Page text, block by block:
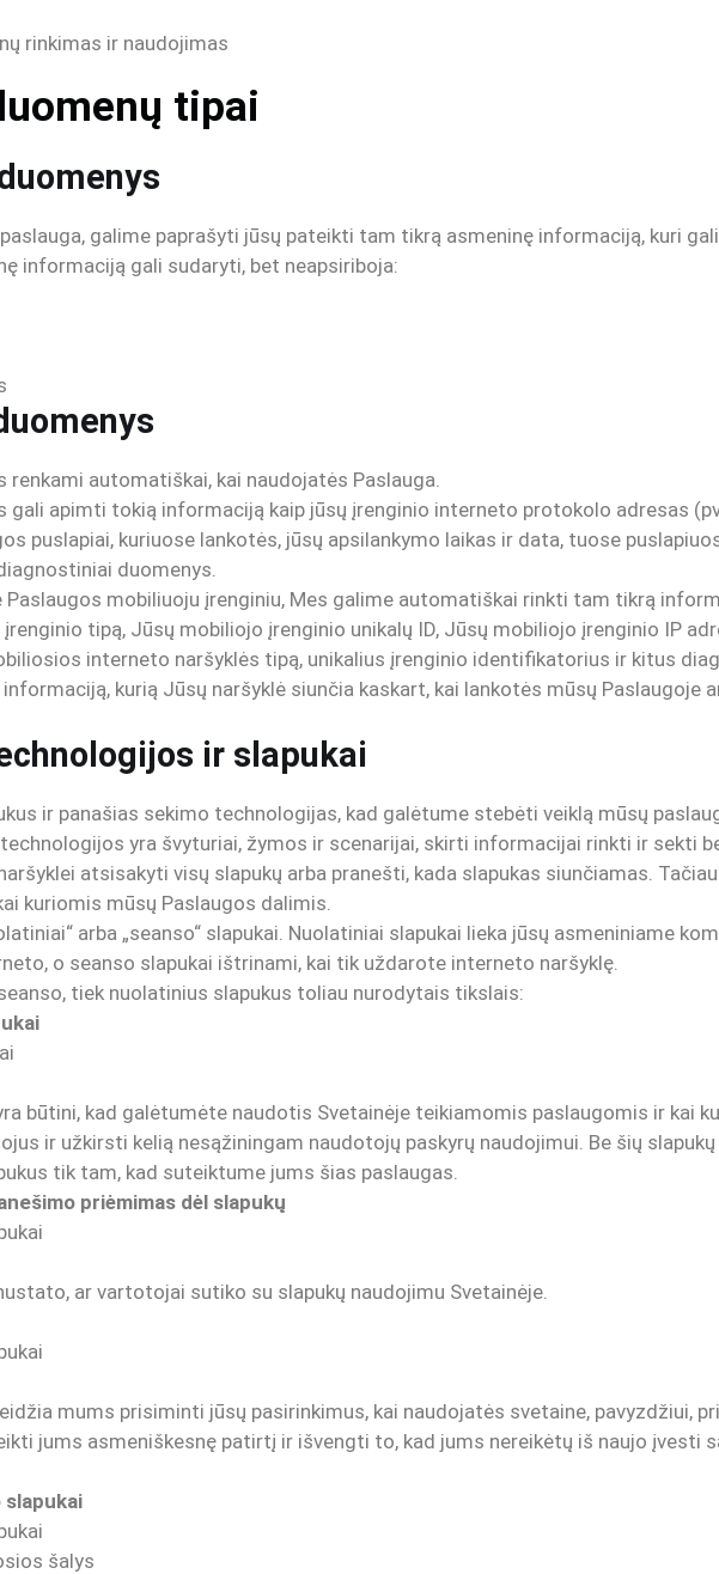
rinkimas ir naudojimas
tipai
galime paprašyti jūsų pateikti tam tikrą asmeninę informaciją, kuri
informaciją gali sudaryti, bet neapsiriboja:
renkami automatiškai, kai naudojatės Paslauga.
gali apimti tokią informaciją kaip jūsų įrenginio interneto protokolo adresas
puslapiai, kuriuose lankotės, jūsų apsilankymo laikas ir data, tuose
duomenys.
Paslaugos mobiliuoju įrenginiu, Mes galime automatiškai rinkti tam tikrą
tipą, Jūsų mobiliojo įrenginio unikalų ID, Jūsų mobiliojo įrenginio IP
interneto naršyklės tipą, unikalius įrenginio identifikatorius ir kitus
kurią Jūsų naršyklė siunčia kaskart, kai lankotės mūsų Paslaugoje
ir slapukai
ir panašias sekimo technologijas, kad galėtume stebėti veiklą mūsų
yra švyturiai, žymos ir scenarijai, skirti informacijai rinkti ir sekti
atsisakyti visų slapukų arba pranešti, kada slapukas siunčiamas.
kuriomis mūsų Paslaugos dalimis.
arba „seanso“ slapukai. Nuolatiniai slapukai lieka jūsų asmeniniame
o seanso slapukai ištrinami, kai tik uždarote interneto naršyklę.
tiek nuolatinius slapukus toliau nurodytais tikslais:
būtini, kad galėtumėte naudotis Svetainėje teikiamomis paslaugomis ir kai
ir užkirsti kelią nesąžiningam naudotojų paskyrų naudojimui. Be šių
tik tam, kad suteiktume jums šias paslaugas.
priėmimas dėl slapukų
ar vartotojai sutiko su slapukų naudojimu Svetainėje.
mums prisiminti jūsų pasirinkimus, kai naudojatės svetaine, pavyzdžiui,
jums asmeniškesnę patirtį ir išvengti to, kad jums nereikėtų iš naujo įvesti
slapukai
šalys